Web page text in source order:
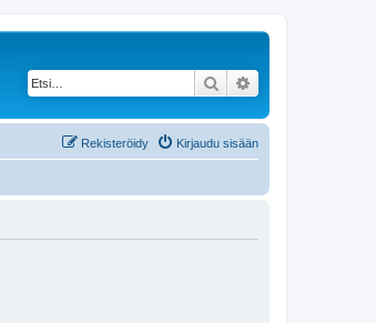
Etsi
Kirjaudu sisään
Rekisteröidy